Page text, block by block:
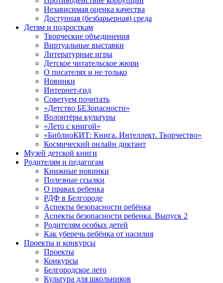
Независимая оценка качества
Доступная (безбарьерная) среда
Детям и подросткам
Творческие объединения
Виртуальные выставки
Литературные игры
Детское читательское жюри
О писателях и не только
Новинки
Интернет-гид
Советуем почитать
«Детство БЕЗопасности»
Волонтёры культуры
«Лето с книгой»
«БиблиоКИТ: Книга. Интеллект. Творчество»
Космический онлайн диктант
Музей детской книги
Родителям и педагогам
Книжные новинки
Полезные ссылки
О правах ребенка
РДФ в Белгороде
Аспекты безопасности ребёнка
Аспекты безопасности ребенка. Выпуск 2
Родителям особых детей
Как уберечь ребёнка от насилия
Проекты и конкурсы
Проекты
Конкурсы
Белгородское лето
Культура для школьников